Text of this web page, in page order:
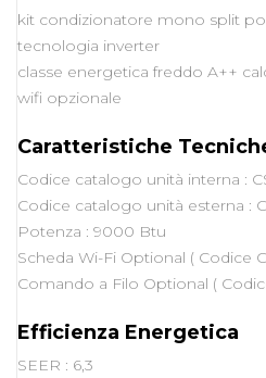
kit condizionatore mono split
tecnologia inverter
classe energetica freddo A++
wifi opzionale
Caratteristiche
Codice catalogo unità interna :
Codice catalogo unità esterna :
Potenza : 9000 Btu
Scheda Wi-Fi Optional ( Codice
Comando a Filo Optional (
Efficienza Energetica
SEER : 6,3